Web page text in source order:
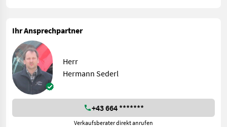
Ihr Ansprechpartner
Herr
Hermann Sederl
+43 664 *******
Verkaufsberater direkt anrufen